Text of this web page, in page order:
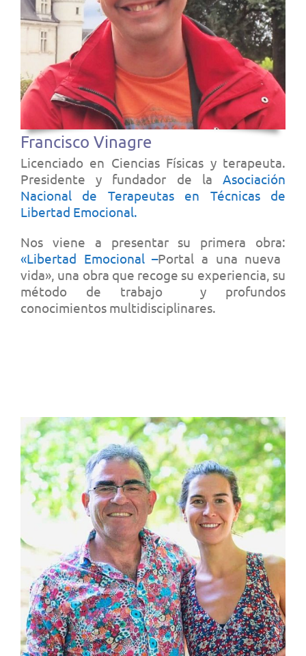
Francisco Vinagre
Licenciado en Ciencias Físicas y terapeuta.
Presidente y fundador de la Asociación
Nacional de Terapeutas en Técnicas de
Libertad Emocional.
Nos viene a presentar su primera obra:
«Libertad Emocional –Portal a una nueva
vida», una obra que recoge su experiencia, su
método de trabajo y profundos
conocimientos multidisciplinares.